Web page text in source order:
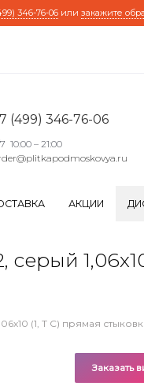
346-76-06 или закажите
(499) 346-76-06
10:00 – 21:00
АКЦИИ
(1, Т С) прямая
Заказать